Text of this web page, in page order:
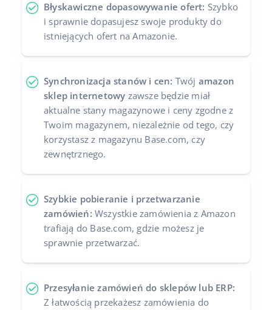
Błyskawiczne dopasowywanie ofert: Szybko
i sprawnie dopasujesz swoje produkty do
istniejących ofert na Amazonie.
Synchronizacja stanów i cen: Twój amazon
sklep internetowy zawsze będzie miał
aktualne stany magazynowe i ceny zgodne z
Twoim magazynem, niezależnie od tego, czy
korzystasz z magazynu Base.com, czy
zewnętrznego.
Szybkie pobieranie i przetwarzanie
zamówień: Wszystkie zamówienia z Amazon
trafiają do Base.com, gdzie możesz je
sprawnie przetwarzać.
Przesyłanie zamówień do sklepów lub ERP:
Z łatwością przekażesz zamówienia do